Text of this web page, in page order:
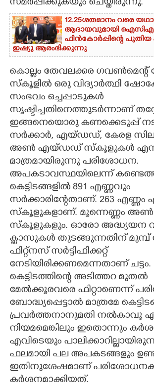
സമർപ്പിക്കുകയും ചെയ്തിരുന്നു.
12.25ശതമാനം വരെ
ആദായവുമായി
ഫിൻകോർപ്പിന്റെ
ഇഷ്യു ആരംഭിക്കുന്നു
കൊല്ലം തേവലക്കര
സ്കൂളിൽ ഒരു വിദ്യാർത്ഥി
സംഭവം ഒച്ചപ്പാടുകൾ
സൃഷ്ടിച്ചതിനെത്തുടർന്നാണ്
ഇങ്ങനെയൊരു കണക്കെടുപ്പ്
സർക്കാർ, എയ്ഡഡ്, കേരള
അൺ എയ്ഡഡ് സ്കൂളുകൾ
മാത്രമായിരുന്നു പരിശോധന.
അപകടാവസ്ഥയിലെന്ന്
കെട്ടിടങ്ങളിൽ 891 എണ്ണവും
സർക്കാരിന്റേതാണ്. 263
സ്കൂളുകളാണ്. മൂന്നെണ്ണം
സ്കൂളുകളും. ഓരോ അദ്ധ്യയന
ക്ലാസുകൾ തുടങ്ങുന്നതിന്
ഫിറ്റ്നസ് സർട്ടിഫിക്കറ്റ്
നേടിയിരിക്കണമെന്നതാണ് ചട്ടം.
കെട്ടിടത്തിന്റെ അടിത്തറ മുതൽ
മേൽക്കൂരവരെ ഫിറ്റാണെന്ന്
ബോദ്ധ്യപ്പെട്ടാൽ മാത്രമേ
പ്രവർത്തനാനുമതി നൽകാവൂ
നിയമമെങ്കിലും ഇതൊന്നും
എവിടെയും
ഫലമായി പല അപകടങ്ങളും
ഇതിനുശേഷമാണ്
കർശനമാക്കിയത്.